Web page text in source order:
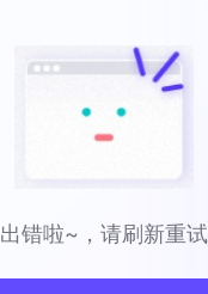
出错啦~，请刷新重试